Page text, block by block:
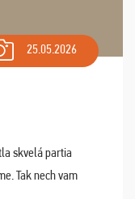
25.05.2026
skvelá partia
Tak nech vam